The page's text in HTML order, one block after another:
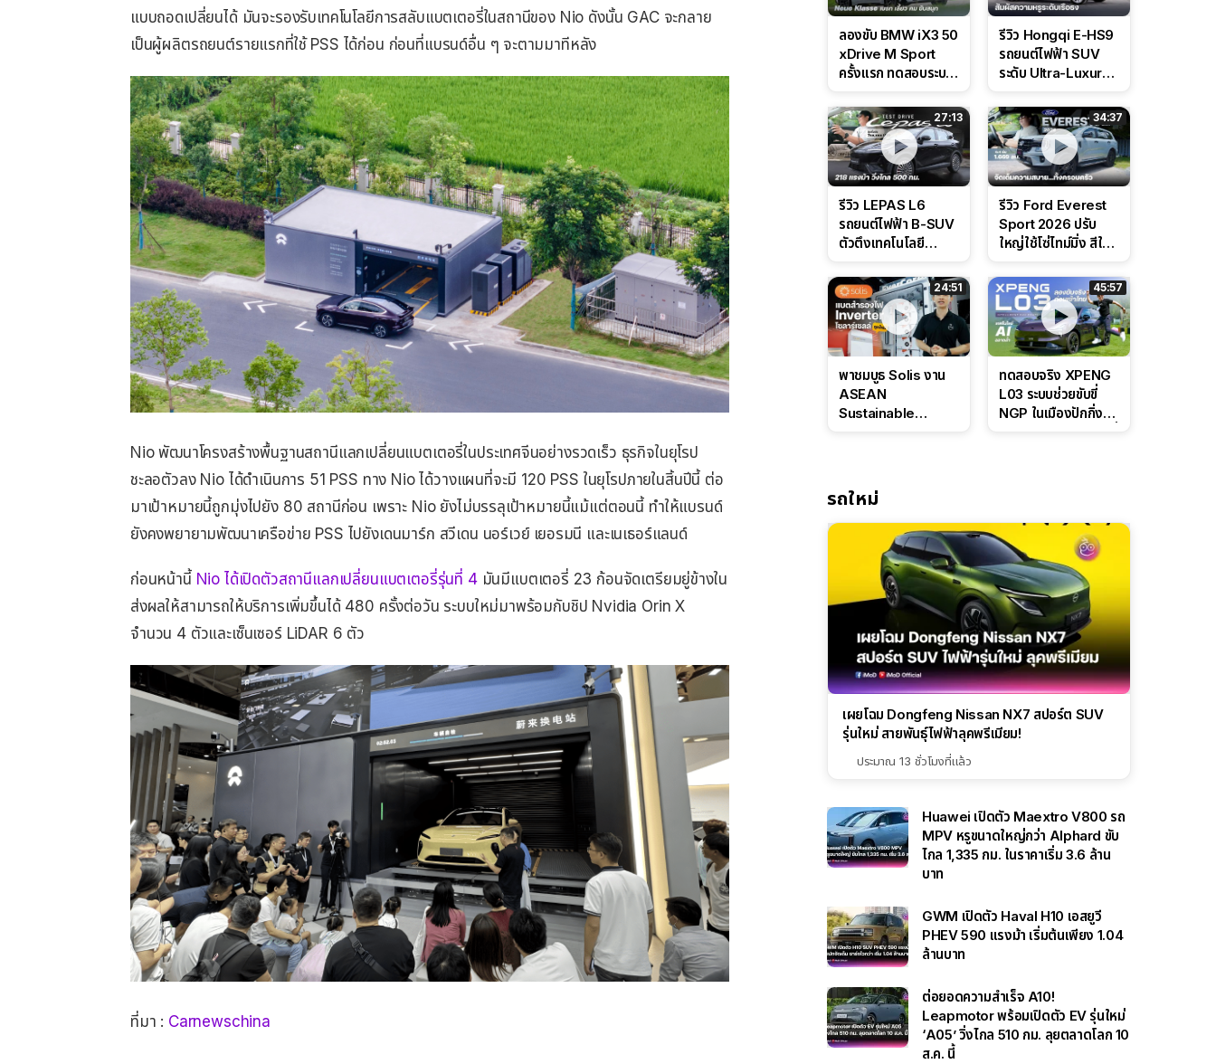
แบบถอดเปลี่ยนได้ มันจะรองรับเทคโนโลยีการสลับแบตเตอรี่ในสถานีของ Nio ดังนั้น GAC จะกลาย
เป็นผู้ผลิตรถยนต์รายแรกที่ใช้ PSS ได้ก่อน ก่อนที่แบรนด์อื่น ๆ จะตามมาทีหลัง
Nio พัฒนาโครงสร้างพื้นฐานสถานีแลกเปลี่ยนแบตเตอรี่ในประเทศจีนอย่างรวดเร็ว ธุรกิจในยุโรป
ชะลอตัวลง Nio ได้ดําเนินการ 51 PSS ทาง Nio ได้วางแผนที่จะมี 120 PSS ในยุโรปภายในสิ้นปีนี้ ต่อ
มาเป้าหมายนี้ถูกมุ่งไปยัง 80 สถานีก่อน เพราะ Nio ยังไม่บรรลุเป้าหมายนี้แม้แต่ตอนนี้ ทำให้แบรนด์
ยังคงพยายามพัฒนาเครือข่าย PSS ไปยังเดนมาร์ก สวีเดน นอร์เวย์ เยอรมนี และเนเธอร์แลนด์
ก่อนหน้านี้ Nio ได้เปิดตัวสถานีแลกเปลี่ยนแบตเตอรี่รุ่นที่ 4มันมีแบตเตอรี่ 23 ก้อนจัดเตรียมยู่ข้างใน
ส่งผลให้สามารถให้บริการเพิ่มขึ้นได้ 480 ครั้งต่อวัน ระบบใหม่มาพร้อมกับชิป Nvidia Orin X
จำนวน 4 ตัวและเซ็นเซอร์ LiDAR 6 ตัว
ที่มา : Carnewschina
ลองขับ BMW iX3 50
xDrive M Sport
ครั้งแรก ทดสอบระบบ
Performance แบบ
จัดเต็มในสนาม
รีวิว Hongqi E-HS9
รถยนต์ไฟฟ้า SUV
ระดับ Ultra-Luxury
CDC นุ่มหนึบเหนือ
ระดับ
27:13
รีวิว LEPAS L6
รถยนต์ไฟฟ้า B-SUV
ตัวตึงเทคโนโลยี
ล่างหนึบ ลุ้นราคา 7
แสนต้น
34:37
รีวิว Ford Everest
Sport 2026 ปรับ
ใหญ่ใช้โซ่ไทม์มิ่ง สีใหม่
ดุดันสไตล์ครอบครัว
สายลุย
24:51
พาชมบูธ Solis งาน
ASEAN
Sustainable
IntelliHouse และ
EverCORE โซลูชัน
ESS ครบวงจร
45:57
ทดสอบจริง XPENG
L03 ระบบช่วยขับขี่
NGP ในเมืองปักกิ่ง
รถใหม่
เผยโฉม Dongfeng Nissan NX7 สปอร์ต SUV
รุ่นใหม่ สายพันธุ์ไฟฟ้าลุคพรีเมียม!
ประมาณ 13 ชั่วโมงที่แล้ว
Huawei เปิดตัว Maextro V800 รถ
MPV หรูขนาดใหญ่กว่า Alphard ขับ
ไกล 1,335 กม. ในราคาเริ่ม 3.6 ล้าน
บาท
GWM เปิดตัว Haval H10 เอสยูวี
PHEV 590 แรงม้า เริ่มต้นเพียง 1.04
ล้านบาท
ต่อยอดความสำเร็จ A10!
Leapmotor พร้อมเปิดตัว EV รุ่นใหม่
‘A05’ วิ่งไกล 510 กม. ลุยตลาดโลก 10
ส.ค. นี้